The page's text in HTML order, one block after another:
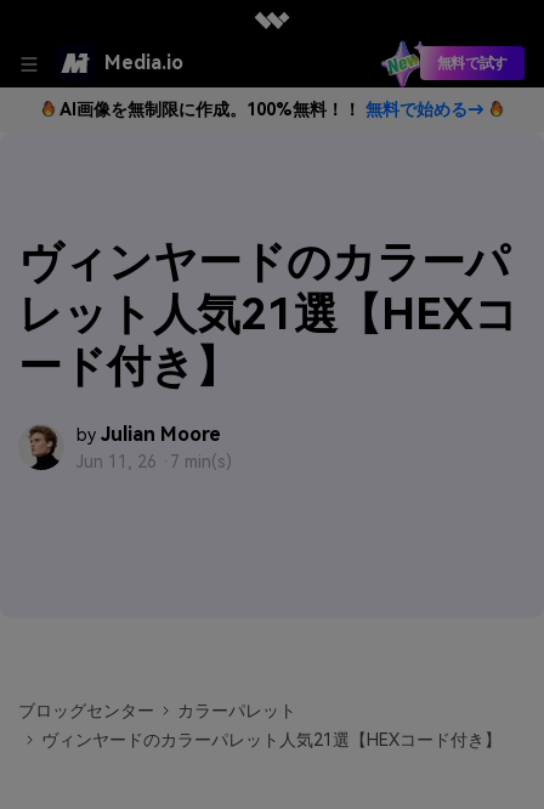
Media.io 無料で試す
AI画像を無制限に作成。100%無料！！ 無料で始める→
ヴィンヤードのカラーパ
レット人気21選【HEXコ
ード付き】
by Julian Moore
Jun 11, 26 · 7 min(s)
ブロッグセンター
カラーパレット
ヴィンヤードのカラーパレット人気21選【HEXコード付き】